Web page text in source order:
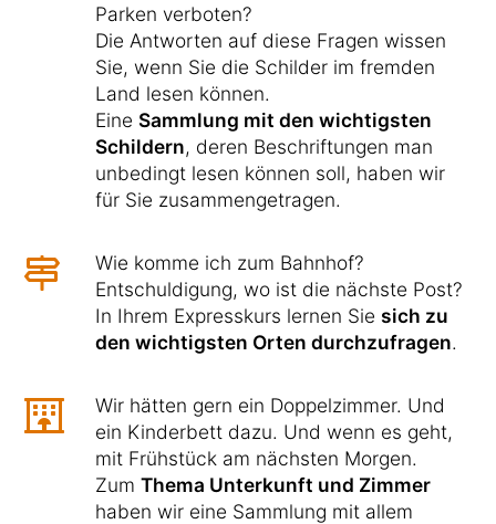
Parken verboten?
Die Antworten auf diese Fragen wissen
Sie, wenn Sie die Schilder im fremden
Land lesen können.
Eine Sammlung mit den wichtigsten
Schildern, deren Beschriftungen man
unbedingt lesen können soll, haben wir
für Sie zusammengetragen.
Wie komme ich zum Bahnhof?
Entschuldigung, wo ist die nächste Post?
In Ihrem Expresskurs lernen Sie sich zu
den wichtigsten Orten durchzufragen.
Wir hätten gern ein Doppelzimmer. Und
ein Kinderbett dazu. Und wenn es geht,
mit Frühstück am nächsten Morgen.
Zum Thema Unterkunft und Zimmer
haben wir eine Sammlung mit allem